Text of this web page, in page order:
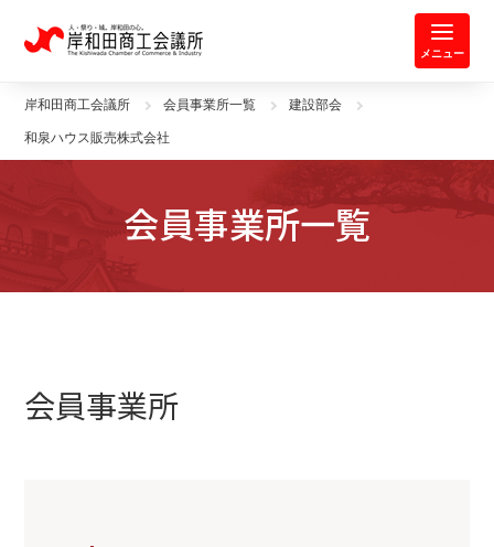
岸和田商工会議所 | 人・祭り・城。
メニュー
岸和田商工会議所 会員事業所一覧 建設部会
和泉ハウス販売株式会社
会員事業所一覧
会員事業所